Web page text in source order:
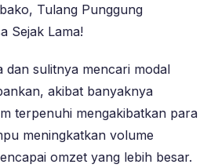
Tulang Punggung
Sejak Lama!
dan sulitnya mencari modal
akibat banyaknya
terpenuhi mengakibatkan para
meningkatkan volume
omzet yang lebih besar.